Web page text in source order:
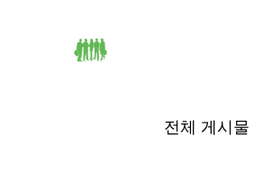
전체 게시물